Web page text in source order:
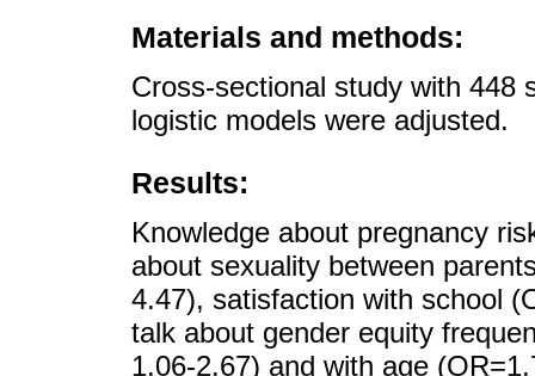
Materials and methods:
Cross-sectional study with 448
logistic models were adjusted.
Results:
Knowledge about pregnancy
about sexuality between
4.47), satisfaction with school
talk about gender equity
1.06-2.67) and with age